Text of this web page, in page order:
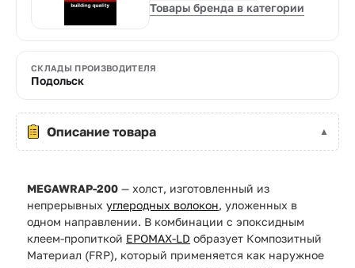
Товары бренда в категории
СКЛАДЫ ПРОИЗВОДИТЕЛЯ
Подольск
Описание товара
MEGAWRAP-200 — холст, изготовленный из
непрерывных углеродных волокон, уложенных в
одном направлении. В комбинации с эпоксидным
клеем-пропиткой EPOMAX-LD образует Композитный
Материал (FRP), который применяется как наружное